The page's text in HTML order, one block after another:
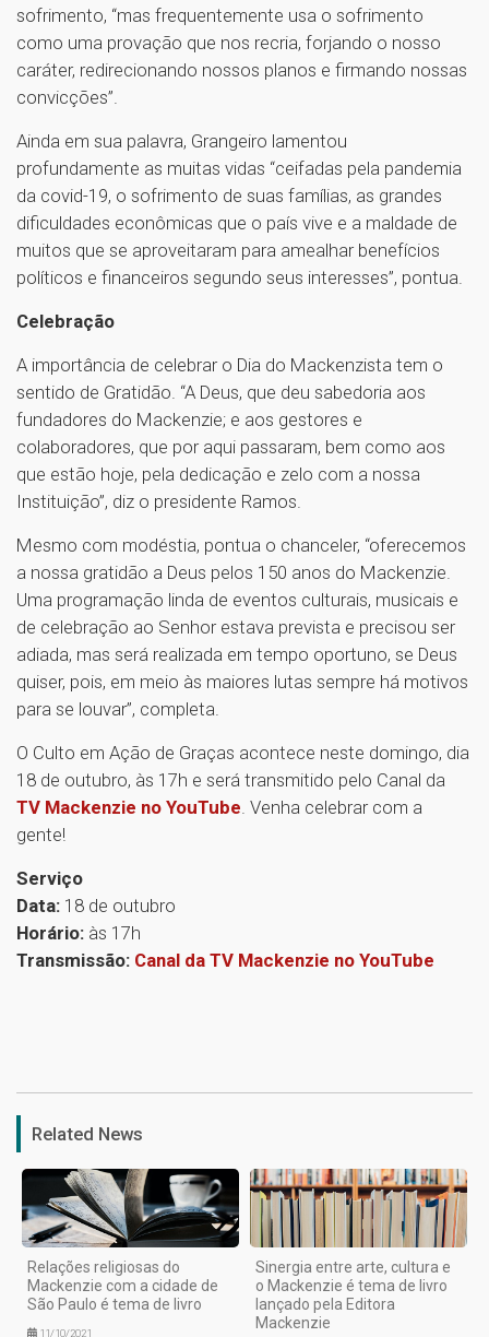
sofrimento, “mas frequentemente usa o sofrimento
como uma provação que nos recria, forjando o nosso
caráter, redirecionando nossos planos e firmando nossas
convicções”.
Ainda em sua palavra, Grangeiro lamentou
profundamente as muitas vidas “ceifadas pela pandemia
da covid-19, o sofrimento de suas famílias, as grandes
dificuldades econômicas que o país vive e a maldade de
muitos que se aproveitaram para amealhar benefícios
políticos e financeiros segundo seus interesses”, pontua.
Celebração
A importância de celebrar o Dia do Mackenzista tem o
sentido de Gratidão. “A Deus, que deu sabedoria aos
fundadores do Mackenzie; e aos gestores e
colaboradores, que por aqui passaram, bem como aos
que estão hoje, pela dedicação e zelo com a nossa
Instituição”, diz o presidente Ramos.
Mesmo com modéstia, pontua o chanceler, “oferecemos
a nossa gratidão a Deus pelos 150 anos do Mackenzie.
Uma programação linda de eventos culturais, musicais e
de celebração ao Senhor estava prevista e precisou ser
adiada, mas será realizada em tempo oportuno, se Deus
quiser, pois, em meio às maiores lutas sempre há motivos
para se louvar”, completa.
O Culto em Ação de Graças acontece neste domingo, dia
18 de outubro, às 17h e será transmitido pelo Canal da
TV Mackenzie no YouTube . Venha celebrar com a
gente!
Serviço
Data: 18 de outubro
Horário: às 17h
Transmissão: Canal da TV Mackenzie no YouTube
Related News
Relações religiosas do
Mackenzie com a cidade de
São Paulo é tema de livro
11/10/2021
Sinergia entre arte, cultura e
o Mackenzie é tema de livro
lançado pela Editora
Mackenzie